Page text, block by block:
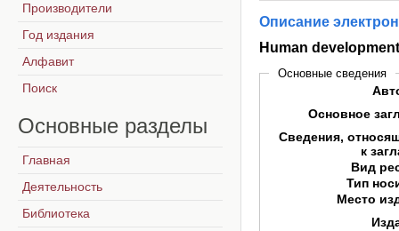
Описание
Human
Основные сведения
Основное
Сведения,
к
Вид
Тип
Место
Производители
Год издания
Алфавит
Поиск
Основные разделы
Главная
Деятельность
Библиотека